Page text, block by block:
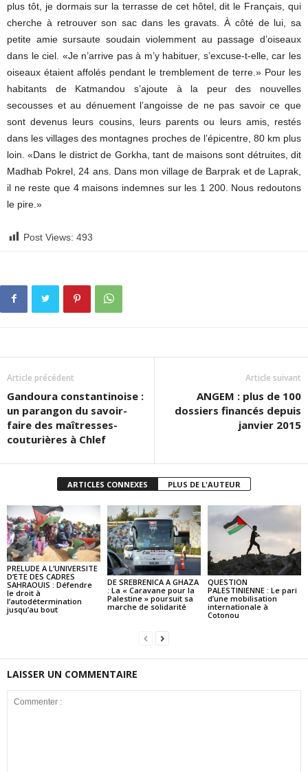
plus tôt, je dormais sur la terrasse de cet hôtel, dit le Français, qui
cherche à retrouver son sac dans les gravats. À côté de lui, sa
petite amie sursaute soudain violemment au passage d’oiseaux
dans le ciel. «Je n’arrive pas à m’y habituer, s’excuse-t-elle, car les
oiseaux étaient affolés pendant le tremblement de terre.» Pour les
habitants de Katmandou s’ajoute à la peur des nouvelles
secousses et au dénuement l’angoisse de ne pas savoir ce que
sont devenus leurs cousins, leurs parents ou leurs amis, restés
dans les villages des montagnes proches de l’épicentre, 80 km plus
loin. «Dans le district de Gorkha, tant de maisons sont détruites, dit
Madhab Pokrel, 24 ans. Dans mon village de Barprak et de Laprak,
il ne reste que 4 maisons indemnes sur les 1 200. Nous redoutons
le pire.»
Post Views: 493
Article précédent
Gandoura constantinoise :
un parangon du savoir-
faire des maîtresses-
couturières à Chlef
Article suivant
ANGEM : plus de 100
dossiers financés depuis
janvier 2015
ARTICLES CONNEXES PLUS DE L'AUTEUR
PRELUDE A L’UNIVERSITE
D’ETE DES CADRES
SAHRAOUIS : Défendre
le droit à
l’autodétermination
jusqu’au bout
DE SREBRENICA A GHAZA
: La « Caravane pour la
Palestine » poursuit sa
marche de solidarité
QUESTION
PALESTINIENNE : Le pari
d’une mobilisation
internationale à
Cotonou
LAISSER UN COMMENTAIRE